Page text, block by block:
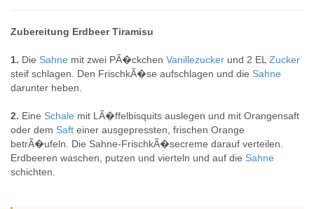
Zubereitung Erdbeer Tiramisu
1. Die Sahne mit zwei PÃ�ckchen Vanillezucker und 2 EL Zucker
steif schlagen. Den FrischkÃ�se aufschlagen und die Sahne
darunter heben.
2. Eine Schale mit LÃ�ffelbisquits auslegen und mit Orangensaft
oder dem Saft einer ausgepressten, frischen Orange
betrÃ�ufeln. Die Sahne-FrischkÃ�secreme darauf verteilen.
Erdbeeren waschen, putzen und vierteln und auf die Sahne
schichten.